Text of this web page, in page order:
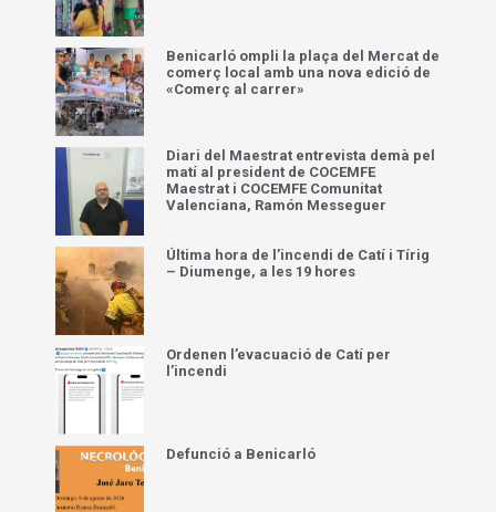
Benicarló ompli la plaça del Mercat de
comerç local amb una nova edició de
«Comerç al carrer»
Diari del Maestrat entrevista demà pel
matí al president de COCEMFE
Maestrat i COCEMFE Comunitat
Valenciana, Ramón Messeguer
Última hora de l’incendi de Catí i Tírig
– Diumenge, a les 19 hores
Ordenen l’evacuació de Catí per
l’incendi
Defunció a Benicarló